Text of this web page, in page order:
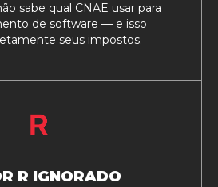
sabe qual CNAE usar para
de software — e isso
seus impostos.
R IGNORADO